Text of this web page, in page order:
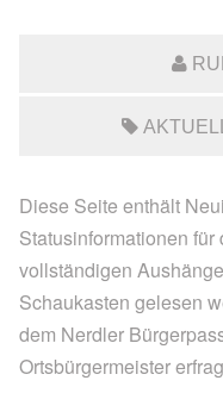
Diese Seite enthält
Statusinformationen
vollständigen
Schaukasten gelesen
dem Nerdler
Ortsbürgermeister